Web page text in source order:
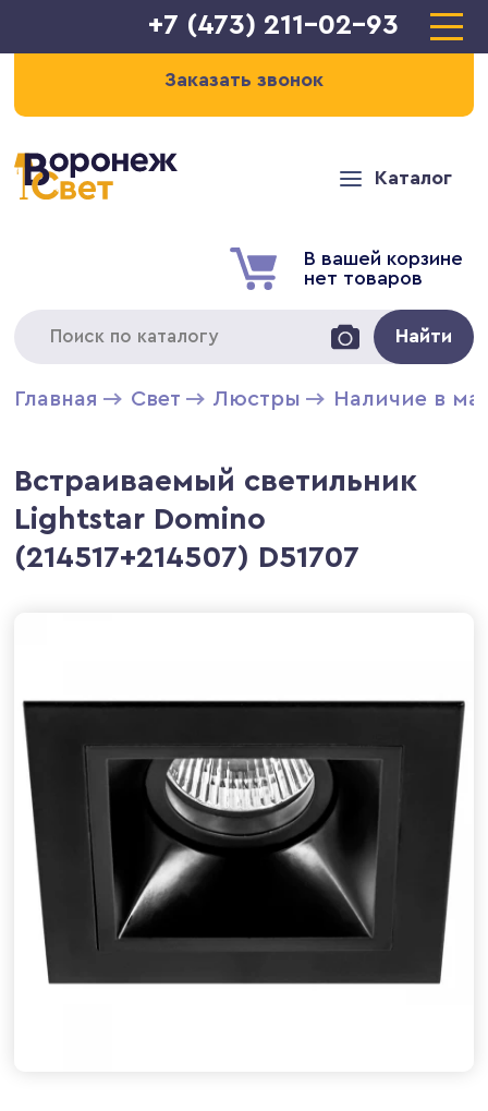
+7 (473) 211-02-93
Заказать звонок
Каталог
В вашей корзине
нет товаров
Найти
Главная Свет Люстры Наличие в
Встраиваемый светильник
Lightstar Domino
(214517+214507) D51707